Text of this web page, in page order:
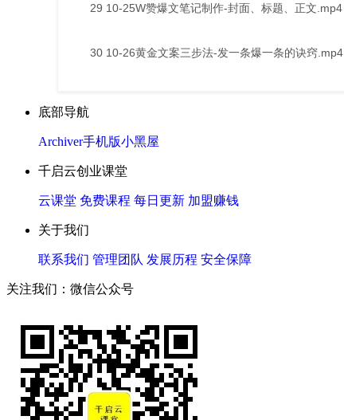
29 10-25W赞爆文笔记制作-封面、标题、正文.mp4
30 10-26黄金文案三步法-发一条爆一条的诀窍.mp4
底部导航
Archiver手机版小黑屋
千启云创业课堂
云课堂 免费课程 每日更新 加盟赚钱
关于我们
联系我们 管理团队 发展历程 安全保障
关注我们：微信公众号